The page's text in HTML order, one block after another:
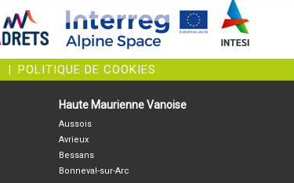
| POLITIQUE DE COOKIES
Haute Maurienne Vanoise
Aussois
Avrieux
Bessans
Bonneval-sur-Arc